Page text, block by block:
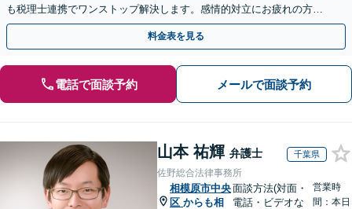
も税理士連携でワンストップ解決します。感情的対立にお疲れの方や
紛争予防をご検討の方も、お気軽にご相談ください。
料金表を見る
電話で面談予約 メールで面談予約
山本 祐輝 弁護士 千葉県
佐野総合法律事務所
相模原市中央
区 からも相
面談方法(対面・
電話・ビデオな
営業時
間：本日